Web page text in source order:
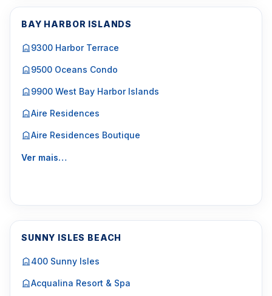
BAY HARBOR ISLANDS
9300 Harbor Terrace
9500 Oceans Condo
9900 West Bay Harbor Islands
Aire Residences
Aire Residences Boutique
Ver mais…
SUNNY ISLES BEACH
400 Sunny Isles
Acqualina Resort & Spa